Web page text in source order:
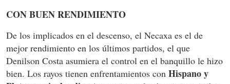
CON BUEN RENDIMIENTO
De los implicados en el descenso, el Necaxa es el de
mejor rendimiento en los últimos partidos, el que
Denilson Costa asumiera el control en el banquillo le hizo
bien. Los rayos tienen enfrentamientos con Hispano y